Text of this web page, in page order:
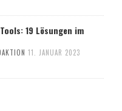
19 Lösungen im
11. JANUAR 2023